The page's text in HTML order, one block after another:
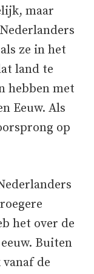
maar
ze in het
land te
hebben met
Eeuw. Als
op
het over de
eeuw. Buiten
de